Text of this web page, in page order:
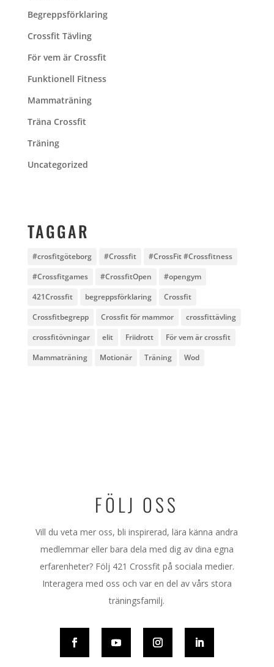
Begreppsförklaring
Crossfit Tävling
För vem är Crossfit
Funktionell Fitness
Mammaträning
Träna Crossfit
Träning
Uncategorized
TAGGAR
#crosfitgöteborg #Crossfit
#CrossFit #Crossfitness
#Crossfitgames
#CrossfitOpen
#opengym
421Crossfit
begreppsförklaring
Crossfit
Crossfitbegrepp
Crossfit för mammor
crossfittävling
crossfitövningar
elit Friidrott
För vem är crossfit
Mammaträning
Motionär Träning Wod
FÖLJ OSS
Vill du veta mer oss, bli inspirerad, lära känna andra
medlemmar eller bara dela med dig av dina egna
erfarenheter? Följ 421 Crossfit på sociala medier.
Interagera med oss och var en del av vårs stora
träningsfamilj.